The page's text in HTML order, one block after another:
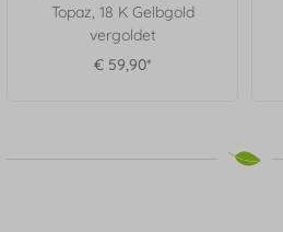
Topaz, 18 K Gelbgold
vergoldet
€ 59,90*